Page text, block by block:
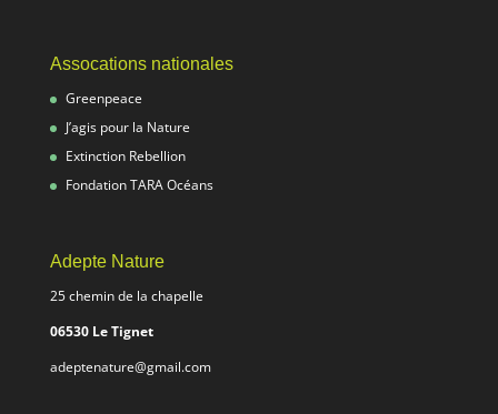
Assocations nationales
Greenpeace
J’agis pour la Nature
Extinction Rebellion
Fondation TARA Océans
Adepte Nature
25 chemin de la chapelle
06530 Le Tignet
adeptenature@gmail.com